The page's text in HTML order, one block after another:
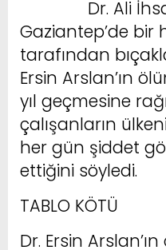
Dr. Ali
Gaziantep’de bir
tarafından
Ersin Arslan’ın
yıl geçmesine
çalışanların
her gün şiddet
ettiğini söyledi.
TABLO KÖTÜ
Dr. Ersin